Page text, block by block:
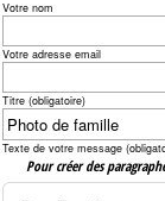
Votre nom
Votre adresse email
Titre (obligatoire)
Texte de votre message
Pour créer des